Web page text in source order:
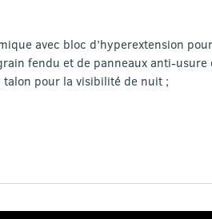
avec bloc d’hyperextension
fendu et de panneaux anti-
talon pour la visibilité de nuit ;